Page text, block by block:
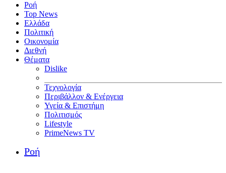
Ροή
Top News
Ελλάδα
Πολιτική
Οικονομία
Διεθνή
Θέματα
Dislike
Τεχνολογία
Περιβάλλον & Ενέργεια
Υγεία & Επιστήμη
Πολιτισμός
Lifestyle
PrimeNews TV
Ροή